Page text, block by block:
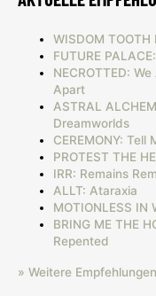
WISDOM
FUTURE
NECROTTED:
Apart
ASTRAL
Dreamworlds
CEREMONY: Tell
PROTEST THE
IRR: Remains
ALLT: Ataraxia
MOTIONLESS IN
BRING ME THE
Repented
» Weitere